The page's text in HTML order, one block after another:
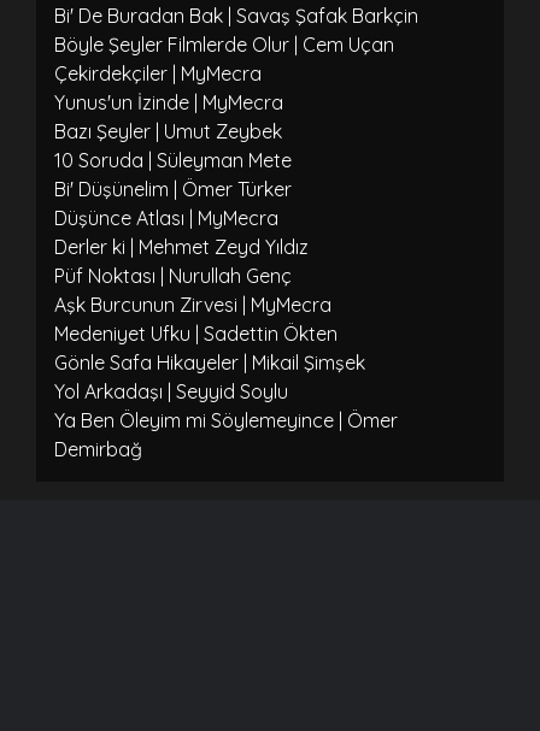
Bi' De Buradan Bak | Savaş Şafak Barkçin
Böyle Şeyler Filmlerde Olur | Cem Uçan
Çekirdekçiler | MyMecra
Yunus'un İzinde | MyMecra
Bazı Şeyler | Umut Zeybek
10 Soruda | Süleyman Mete
Bi' Düşünelim | Ömer Türker
Düşünce Atlası | MyMecra
Derler ki | Mehmet Zeyd Yıldız
Püf Noktası | Nurullah Genç
Aşk Burcunun Zirvesi | MyMecra
Medeniyet Ufku | Sadettin Ökten
Gönle Safa Hikayeler | Mikail Şimşek
Yol Arkadaşı | Seyyid Soylu
Ya Ben Öleyim mi Söylemeyince | Ömer
Demirbağ